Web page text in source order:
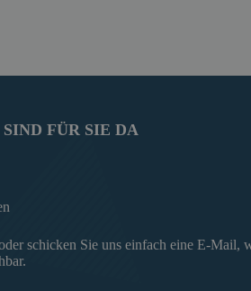
FÜR SIE DA
schicken Sie uns einfach eine E-Mail,